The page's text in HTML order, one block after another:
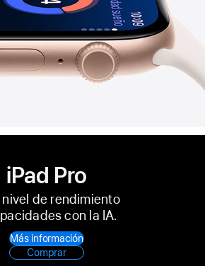
iPad Pro
de rendi­miento
con la IA.
Más información
Comprar